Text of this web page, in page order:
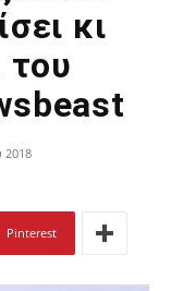
κι
του
2018
Pinterest